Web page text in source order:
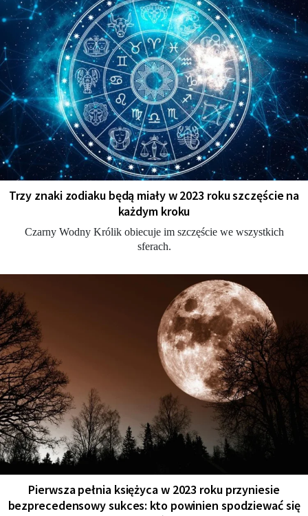
Trzy znaki zodiaku będą miały w 2023 roku szczęście na
każdym kroku
Czarny Wodny Królik obiecuje im szczęście we wszystkich
sferach.
Pierwsza pełnia księżyca w 2023 roku przyniesie
bezprecedensowy sukces: kto powinien spodziewać się